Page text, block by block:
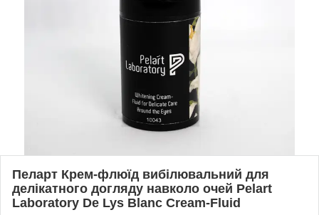
Пеларт Крем-флюїд вибілювальний для
делікатного догляду навколо очей Pelart
Laboratory De Lys Blanc Cream-Fluid